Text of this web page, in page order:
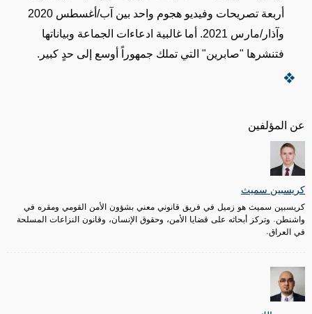
عن المؤلفين
كريسبين سميث
كريسبين سميث هو زميل في فريق قانوني معني بشؤون الأمن القومي ومقره في
واشنطن. وتركز أبحاثه على قضايا الأمن، وحقوق الإنسان، وقانون النزاعات المسلحة
في العراق.
أربعة تصريحات وفيديو هجوم واحد بين آب/أغسطس 2020
وآذار/مارس 2021. أما غالبية ادعاءات الجماعة
وبياناتها
فتنشرها "صابرين" التي تملك جمهوراً أوسع إلى حدٍ كبير.